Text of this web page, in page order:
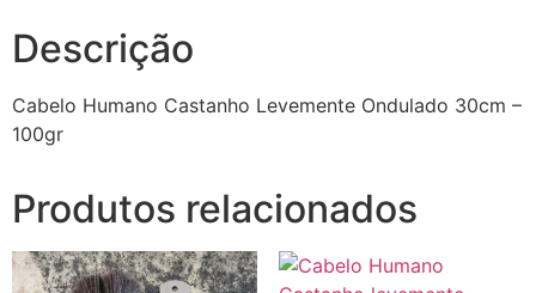
Descrição
Cabelo Humano Castanho Levemente Ondulado 30cm –
100gr
Produtos relacionados